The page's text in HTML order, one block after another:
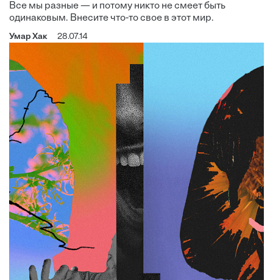
Все мы разные — и потому никто не смеет быть
одинаковым. Внесите что-то свое в этот мир.
Умар Хак 28.07.14